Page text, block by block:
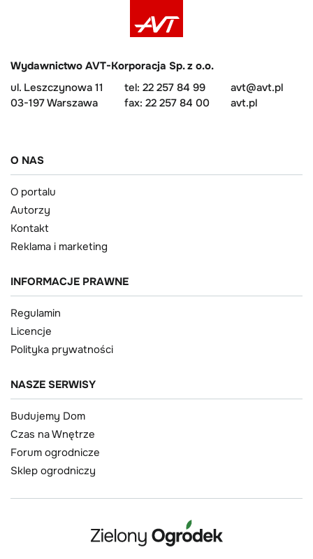
Wydawnictwo AVT-Korporacja Sp. z o.o.
ul. Leszczynowa 11
03-197 Warszawa
tel: 22 257 84 99
fax: 22 257 84 00
avt@avt.pl
avt.pl
O NAS
O portalu
Autorzy
Kontakt
Reklama i marketing
INFORMACJE PRAWNE
Regulamin
Licencje
Polityka prywatności
NASZE SERWISY
Budujemy Dom
Czas na Wnętrze
Forum ogrodnicze
Sklep ogrodniczy